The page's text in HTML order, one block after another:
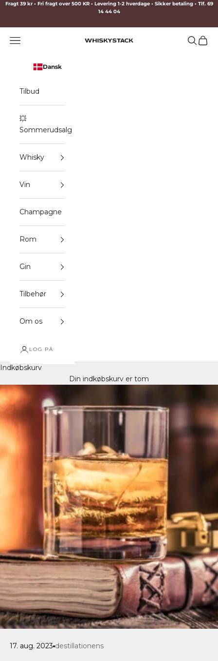
Spring til indhold
Fragt 39 kr • Fri fragt over 500 KR • Levering 1-2 hverdage • Sikker betaling • Tlf. 69
14 44 04
WHISKYSTACK
Menu Søg
Dansk
Tilbud
💥
Sommerudsalg
Whisky
Vin
Champagne
Rom
Gin
Tilbehør
Om os
LOG PÅ
Indkøbskurv
Din indkøbskurv er tom
17. aug. 2023 destillationens